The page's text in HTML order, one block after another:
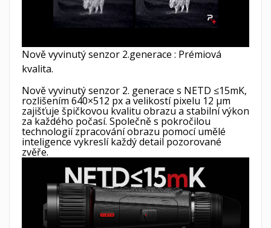
Nově vyvinutý senzor 2.generace : Prémiová
kvalita.
Nově vyvinutý senzor 2. generace s NETD ≤15mK,
rozlišením 640×512 px a velikostí pixelu 12 μm
zajišťuje špičkovou kvalitu obrazu a stabilní výkon
za každého počasí. Společně s pokročilou
technologií zpracování obrazu pomocí umělé
inteligence vykreslí každý detail pozorované
zvěře.